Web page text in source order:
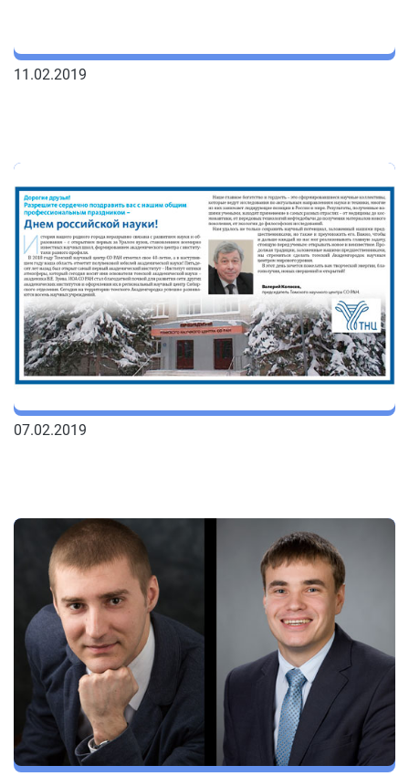
11.02.2019
07.02.2019